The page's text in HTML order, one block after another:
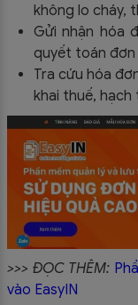
không lo cháy,
Gửi nhận hóa
quyết toán đơn
Tra cứu hóa
khai thuế,
>>> ĐỌC THÊM:
vào EasyIN